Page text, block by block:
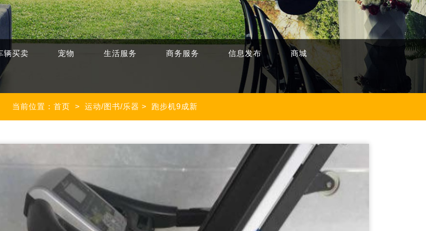
辆买卖 宠物 生活服务 商务服务 信息发布 商城
当前位置：首页 > 运动/图书/乐器 > 跑步机9成新